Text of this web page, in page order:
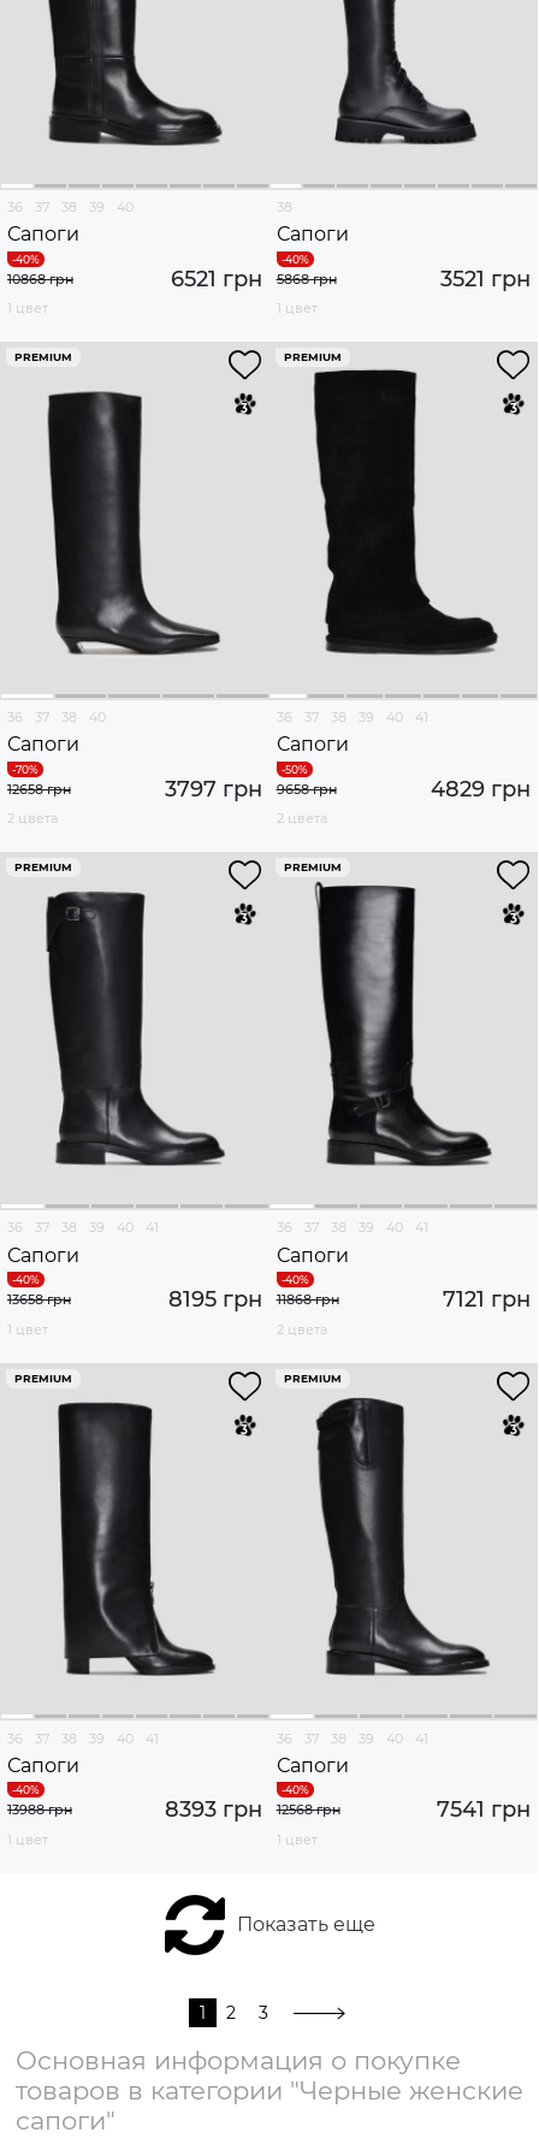
36 37 38 39 40
Сапоги
6521 грн
10868 грн
1 цвет
38
Сапоги
3521 грн
5868 грн
1 цвет
PREMIUM
36 37 38 40
Сапоги
3797 грн
12658 грн
2 цвета
PREMIUM
36 37 38 39 40 41
Сапоги
4829 грн
9658 грн
2 цвета
PREMIUM
36 37 38 39 40 41
Сапоги
8195 грн
13658 грн
1 цвет
PREMIUM
36 37 38 39 40 41
Сапоги
7121 грн
11868 грн
2 цвета
PREMIUM
36 37 38 39 40 41
Сапоги
8393 грн
13988 грн
1 цвет
PREMIUM
36 37 38 39 40 41
Сапоги
7541 грн
12568 грн
1 цвет
Показать еще
1 2 3
Основная информация о покупке
товаров в категории "Черные женские
сапоги"